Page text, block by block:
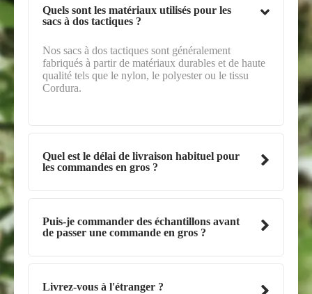
Quels sont les matériaux utilisés pour les
sacs à dos tactiques ?
Nos sacs à dos tactiques sont généralement
fabriqués à partir de matériaux durables et de haute
qualité tels que le nylon, le polyester ou le tissu
Cordura.
Quel est le délai de livraison habituel pour
les commandes en gros ?
Puis-je commander des échantillons avant
de passer une commande en gros ?
Livrez-vous à l'étranger ?